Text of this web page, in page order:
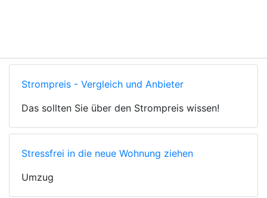
Strompreis - Vergleich und Anbieter
Das sollten Sie über den Strompreis wissen!
Stressfrei in die neue Wohnung ziehen
Umzug